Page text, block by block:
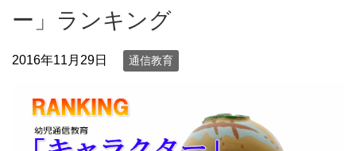
ー」ランキング
2016年11月29日 通信教育